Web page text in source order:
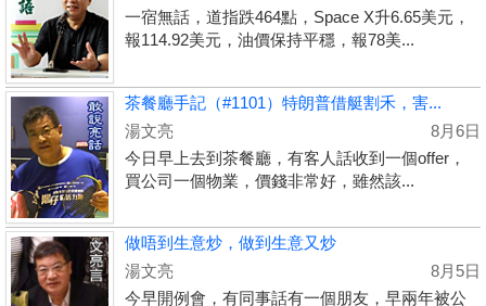
一宿無話，道指跌464點，Space X升6.65美元，
報114.92美元，油價保持平穩，報78美...
茶餐廳手記（#1101）特朗普借艇割禾，害...
湯文亮
8月6日
今日早上去到茶餐廳，有客人話收到一個offer，
買公司一個物業，價錢非常好，雖然該...
做唔到生意炒，做到生意又炒
湯文亮
8月5日
今早開例會，有同事話有一個朋友，早兩年被公